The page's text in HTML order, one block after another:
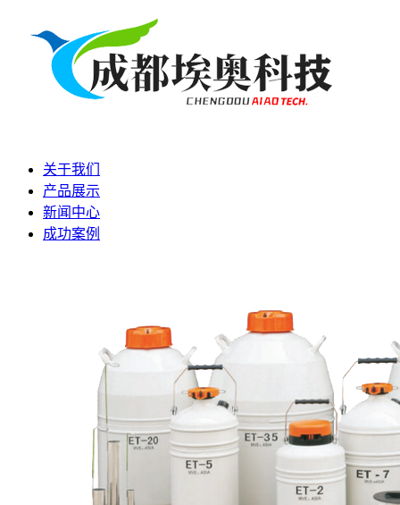
关于我们
产品展示
新闻中心
成功案例